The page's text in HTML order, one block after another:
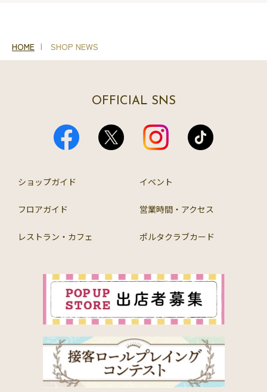
HOME SHOP NEWS
OFFICIAL SNS
ショップガイド イベント
フロアガイド 営業時間・アクセス
レストラン・カフェ ポルタクラブカード